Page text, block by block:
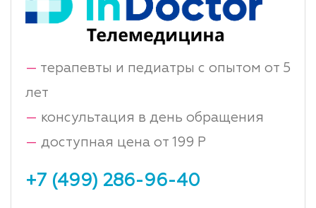
— терапевты и педиатры с опытом от 5
лет
— консультация в день обращения
— доступная цена от 199 Р
+7 (499) 286-96-40